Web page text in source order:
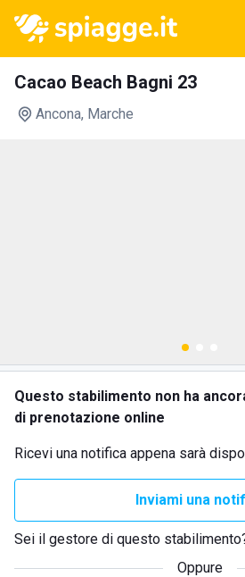
Cacao Beach Bagni 23
Ancona, Marche
Questo stabilimento non ha
di prenotazione online
Ricevi una notifica appena sarà
Inviami una
Sei il gestore di questo
Oppure